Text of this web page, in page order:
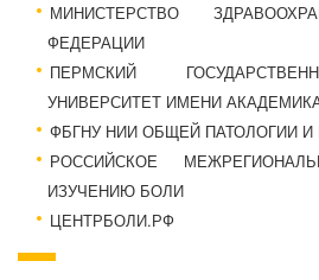
МИНИСТЕРСТВО
ФЕДЕРАЦИИ
ПЕРМСКИЙ
УНИВЕРСИТЕТ ИМЕНИ
ФБГНУ НИИ ОБЩЕЙ ПАТОЛОГИИ
РОССИЙСКОЕ
ИЗУЧЕНИЮ БОЛИ
ЦЕНТРБОЛИ.РФ